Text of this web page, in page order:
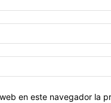
en este navegador la